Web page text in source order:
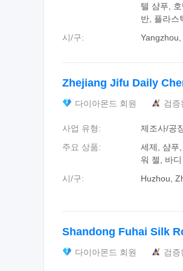
텔 샴푸,
반, 플라스
시/구:
Zhejiang Jifu Daily
다이아몬드 회원 검증
사업 유형:
제조사/공
주요 상품:
세제, 샴푸
워 젤, 바
시/구:
Huzhou,
Shandong Fuhai Silk
다이아몬드 회원 검증